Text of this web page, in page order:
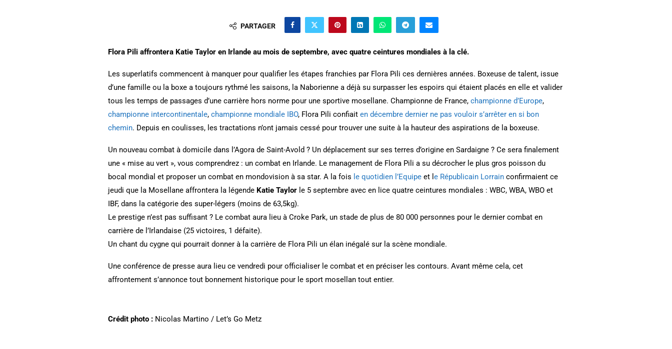
PARTAGER
Flora Pili affrontera Katie Taylor en Irlande au mois de septembre, avec quatre ceintures mondiales à la clé.
Les superlatifs commencent à manquer pour qualifier les étapes franchies par Flora Pili ces dernières années. Boxeuse de talent, issue
d’une famille ou la boxe a toujours rythmé les saisons, la Naborienne a déjà su surpasser les espoirs qui étaient placés en elle et valider
tous les temps de passages d’une carrière hors norme pour une sportive mosellane. Championne de France, championne d’Europe,
championne intercontinentale, championne mondiale IBO, Flora Pili confiait en décembre dernier ne pas vouloir s’arrêter en si bon
chemin. Depuis en coulisses, les tractations n’ont jamais cessé pour trouver une suite à la hauteur des aspirations de la boxeuse.
Un nouveau combat à domicile dans l’Agora de Saint-Avold ? Un déplacement sur ses terres d’origine en Sardaigne ? Ce sera finalement
une « mise au vert », vous comprendrez : un combat en Irlande. Le management de Flora Pili a su décrocher le plus gros poisson du
bocal mondial et proposer un combat en mondovision à sa star. A la fois le quotidien l’Equipe et l e Républicain Lorrain confirmaient ce
jeudi que la Mosellane affrontera la légende Katie Taylor le 5 septembre avec en lice quatre ceintures mondiales : WBC, WBA, WBO et
IBF, dans la catégorie des super-légers (moins de 63,5kg).
Le prestige n’est pas suffisant ? Le combat aura lieu à Croke Park, un stade de plus de 80 000 personnes pour le dernier combat en
carrière de l’Irlandaise (25 victoires, 1 défaite).
Un chant du cygne qui pourrait donner à la carrière de Flora Pili un élan inégalé sur la scène mondiale.
Une conférence de presse aura lieu ce vendredi pour officialiser le combat et en préciser les contours. Avant même cela, cet
affrontement s’annonce tout bonnement historique pour le sport mosellan tout entier.
Crédit photo : Nicolas Martino / Let’s Go Metz